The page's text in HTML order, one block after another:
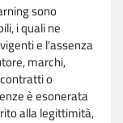
sono
i quali ne
e l'assenza
marchi,
o
è esonerata
alla legittimità,